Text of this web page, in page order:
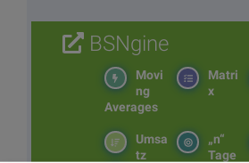
BSNgine
Matri
x
Movi
ng
Averages
„n“
Tage
Umsa
tz